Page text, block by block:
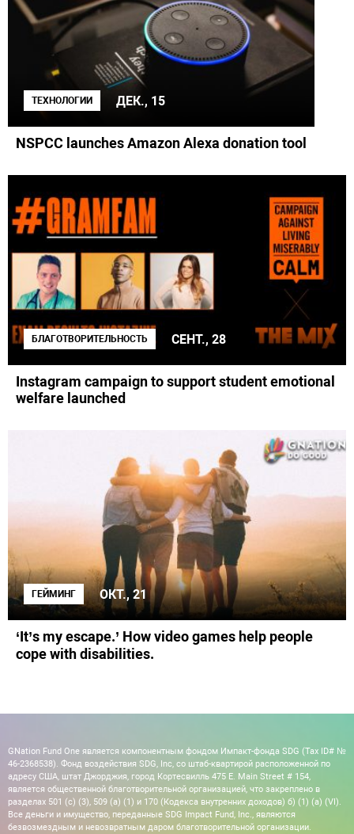
ТЕХНОЛОГИИ ДЕК., 15
NSPCC launches Amazon Alexa donation tool
БЛАГОТВОРИТЕЛЬНОСТЬ СЕНТ., 28
Instagram campaign to support student emotional
welfare launched
ГЕЙМИНГ ОКТ., 21
‘It’s my escape.’ How video games help people
cope with disabilities.
GNation Fund One является компонентным фондом Импакт-фонда SDG (Tax ID# №
46-2368538). Фонд воздействия SDG, Inc, со штаб-квартирой расположенной по
адресу США, штат Джорджия, город Кортесвилль 475 E. Main Street # 154,
является общественной благотворительной организацией, что закреплено в
разделах 501 (c) (3), 509 (a) (1) и 170 (Кодекса внутренних доходов) б) (1) (а) (VI).
Все деньги и имущество, переданные SDG Impact Fund, Inc., являются
безвозмездным и невозвратным даром благотворительной организации.